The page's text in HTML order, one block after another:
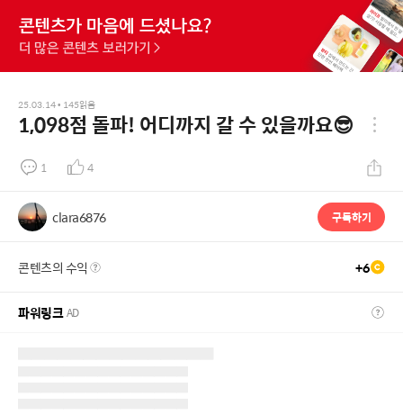
25.03.14• 145읽음
1,098점 돌파! 어디까지 갈 수 있을까요😎
1 4
clara6876 구독하기
콘텐츠의 수익 +6
파워링크AD